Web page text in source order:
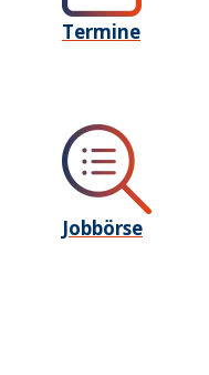
Termine
Jobbörse